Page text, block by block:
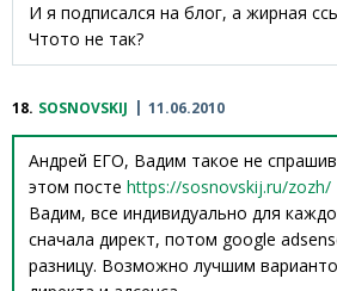
И я подписался на блог, а жирная
Чтото не так?
18. SOSNOVSKIJ 11.06.2010
Андрей ЕГО, Вадим такое не
этом посте https://sosnovskij.ru/zozh/
Вадим, все индивидуально для
сначала директ, потом google
разницу. Возможно лучшим